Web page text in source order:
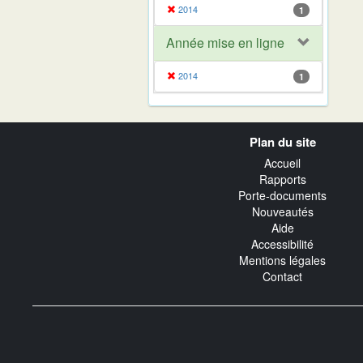
2014 1
Année mise en ligne
2014 1
Plan du site
Accueil
Rapports
Porte-documents
Nouveautés
Aide
Accessibilité
Mentions légales
Contact